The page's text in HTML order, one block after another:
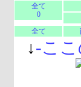
全て
0
全て
↓-こ